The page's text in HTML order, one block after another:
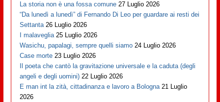
La storia non è una fossa comune 27 Luglio 2026
“Da lunedì a lunedì” di Fernando Di Leo per guardare ai resti dei
Settanta 26 Luglio 2026
I malaveglia 25 Luglio 2026
Wasichu, papalagi, sempre quelli siamo 24 Luglio 2026
Case morte 23 Luglio 2026
Il poeta che cantò la gravitazione universale e la caduta (degli
angeli e degli uomini) 22 Luglio 2026
E man int la zità, cittadinanza e lavoro a Bologna 21 Luglio
2026